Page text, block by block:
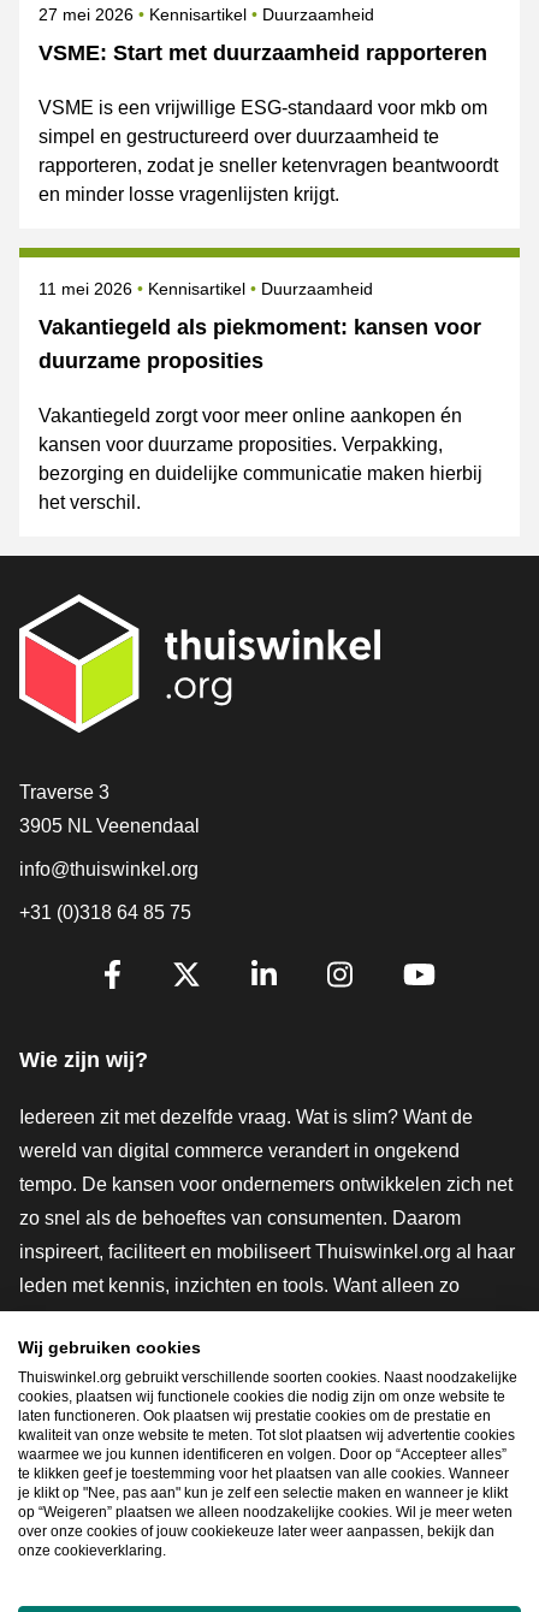
VSME: Start met duurzaamheid rapporteren
Gepubliceerd op
27 mei 2026 Kennisartikel Onderwerpen
Duurzaamheid
VSME is een vrijwillige ESG-standaard voor mkb om
simpel en gestructureerd over duurzaamheid te
rapporteren, zodat je sneller ketenvragen beantwoordt
en minder losse vragenlijsten krijgt.
Vakantiegeld als piekmoment: kansen voor
duurzame proposities
Gepubliceerd op
11 mei 2026 Kennisartikel Onderwerpen
Duurzaamheid
Vakantiegeld zorgt voor meer online aankopen én
kansen voor duurzame proposities. Verpakking,
bezorging en duidelijke communicatie maken hierbij
het verschil.
Contact
Traverse 3
3905 NL Veenendaal
info@thuiswinkel.org
+31 (0)318 64 85 75
Volg je ons al?
Wie zijn wij?
Iedereen zit met dezelfde vraag. Wat is slim? Want de
wereld van digital commerce verandert in ongekend
tempo. De kansen voor ondernemers ontwikkelen zich net
zo snel als de behoeftes van consumenten. Daarom
inspireert, faciliteert en mobiliseert Thuiswinkel.org al haar
leden met kennis, inzichten en tools. Want alleen zo
innovatievere toekomst. Dus groei ook mee en maak
shoppen slimmer.
Lid worden
Snel navigeren
Wij gebruiken cookies
Thuiswinkel.org gebruikt verschillende soorten cookies. Naast noodzakelijke
cookies, plaatsen wij functionele cookies die nodig zijn om onze website te
laten functioneren. Ook plaatsen wij prestatie cookies om de prestatie en
kwaliteit van onze website te meten. Tot slot plaatsen wij advertentie cookies
waarmee we jou kunnen identificeren en volgen. Door op “Accepteer alles”
te klikken geef je toestemming voor het plaatsen van alle cookies. Wanneer
je klikt op "Nee, pas aan" kun je zelf een selectie maken en wanneer je klikt
op “Weigeren” plaatsen we alleen noodzakelijke cookies. Wil je meer weten
over onze cookies of jouw cookiekeuze later weer aanpassen, bekijk dan
onze cookieverklaring.